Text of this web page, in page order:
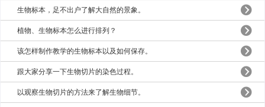
生物标本，足不出户了解大自然的景象。
植物、生物标本怎么进行排列？
该怎样制作教学的生物标本以及如何保存。
跟大家分享一下生物切片的染色过程。
以观察生物切片的方法来了解生物细节。